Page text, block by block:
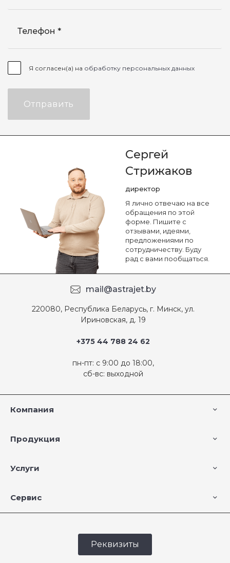
Телефон
Я согласен(а) на обработку персональных данных
Отправить
Сергей
Стрижаков
директор
Я лично отвечаю на все
обращения по этой
форме. Пишите с
отзывами, идеями,
предложениями по
сотрудничеству. Буду
рад с вами пообщаться.
mail@astrajet.by
220080, Республика Беларусь, г. Минск, ул.
Ириновская, д. 19
+375 44 788 24 62
пн-пт: с 9:00 до 18:00,
сб-вс: выходной
Компания
Продукция
Услуги
Сервис
Реквизиты